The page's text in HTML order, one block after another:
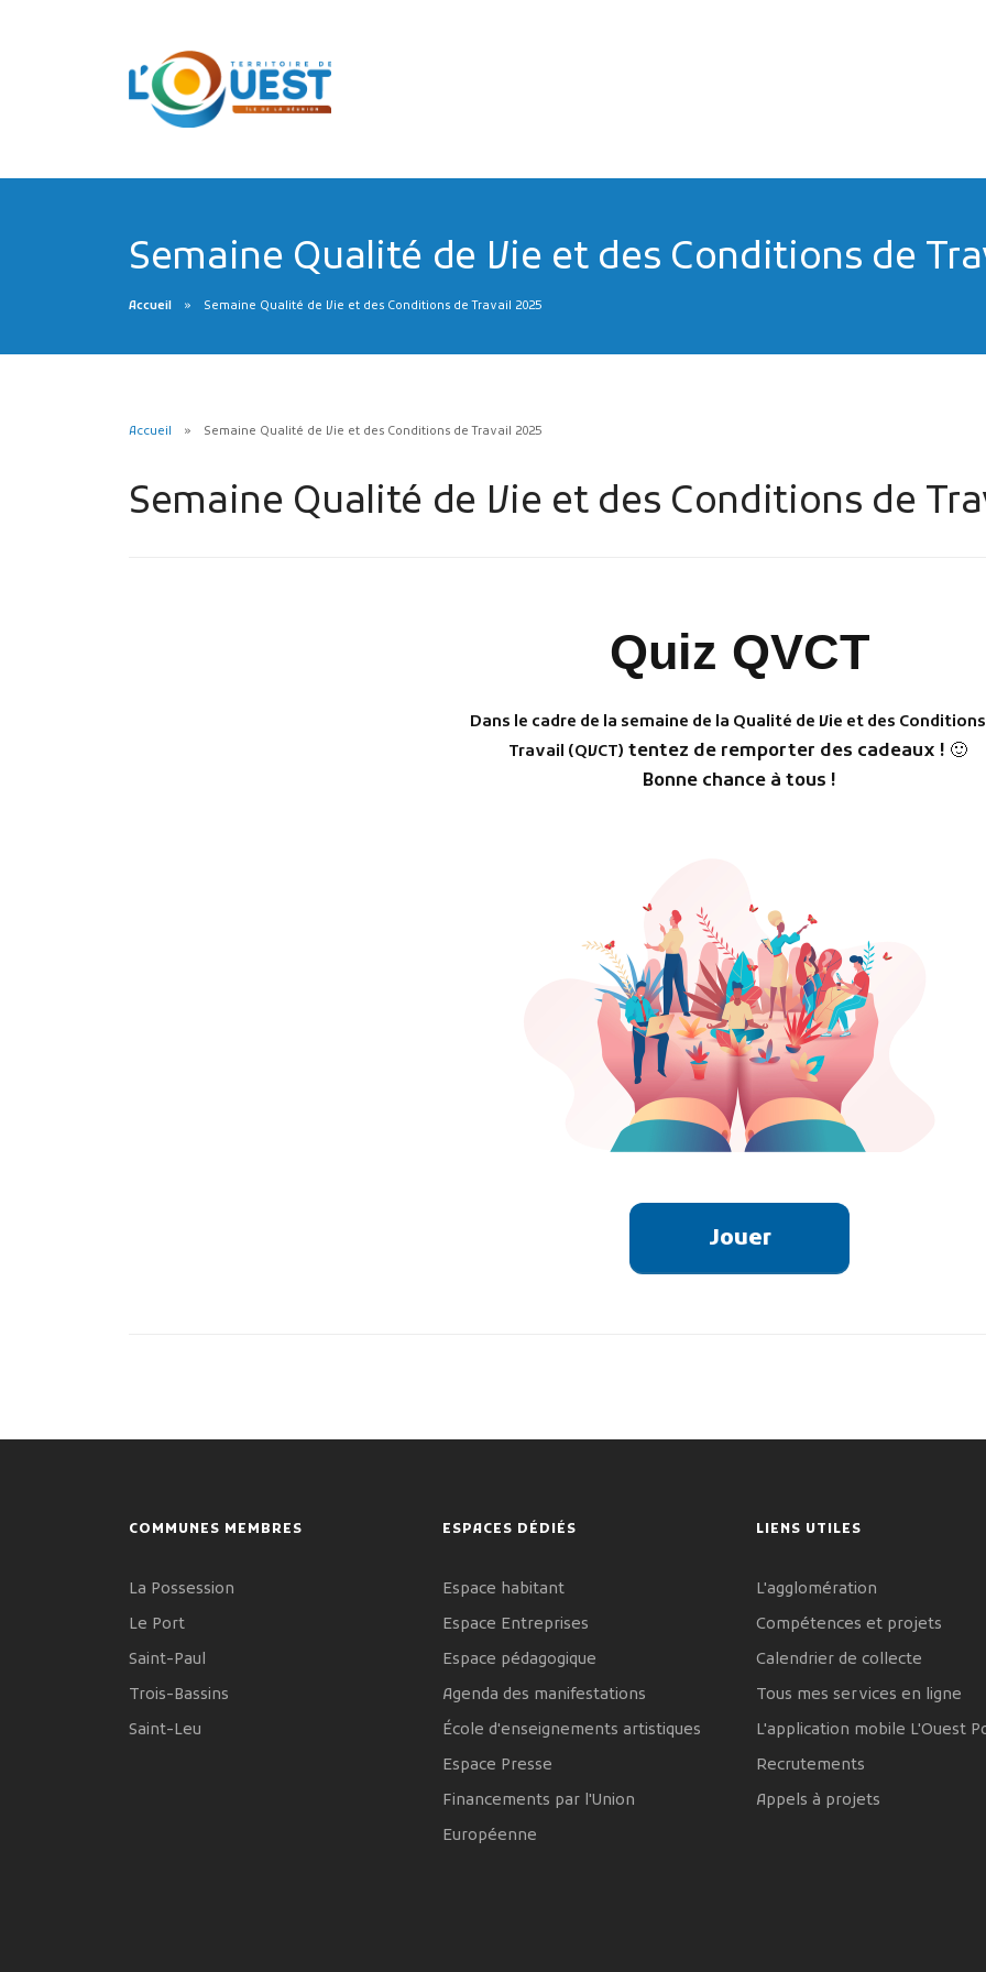
Semaine Qualité de Vie et des Conditions de
Accueil Semaine Qualité de Vie et des Conditions de Travail 2025
Accueil Semaine Qualité de Vie et des Conditions de Travail 2025
Semaine Qualité de Vie et des Conditions de
Quiz QVCT
Dans le cadre de la semaine de la Qualité de Vie et des
Travail (QVCT) tentez de remporter des cadeaux ! 🙂
Bonne chance à tous !
Jouer
COMMUNES MEMBRES
La Possession
Le Port
Saint-Paul
Trois-Bassins
Saint-Leu
ESPACES DÉDIÉS
Espace habitant
Espace Entreprises
Espace pédagogique
Agenda des manifestations
École d'enseignements artistiques
Espace Presse
Financements par l'Union
Européenne
LIENS UTILES
L'agglomération
Compétences et projets
Calendrier de collecte
Tous mes services en ligne
L'application mobile L'Ouest
Recrutements
Appels à projets